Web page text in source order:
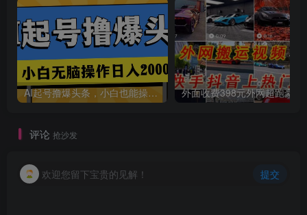
AI起号撸爆头条，小白也能操作，日入2000+
评论 抢沙发
欢迎您留下宝贵的见解！ 提交